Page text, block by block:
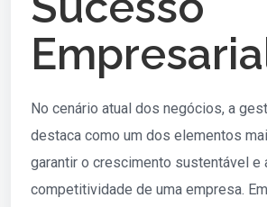
No cenário atual dos negócios, a
destaca como um dos elementos
garantir o crescimento sustentável e
competitividade de uma empresa.